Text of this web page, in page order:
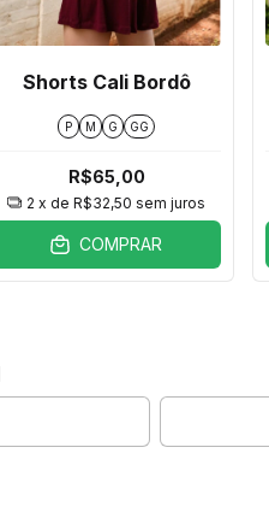
Shorts Cali Bordô
P M G GG
R$65,00
2 x deR$32,50 sem juros
COMPRAR